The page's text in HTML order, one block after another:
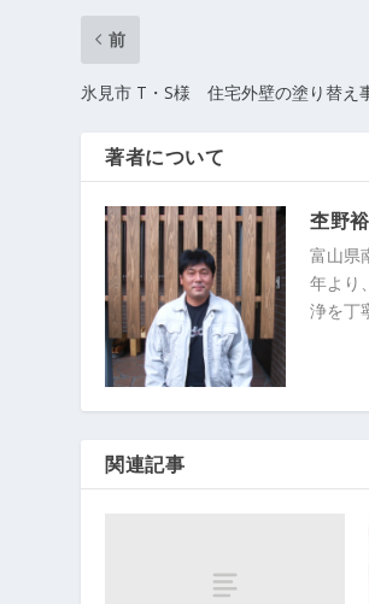
前
氷見市 T・S様 住宅外壁の塗り替え
著者について
杢野
富山県
年より
浄を丁
関連記事